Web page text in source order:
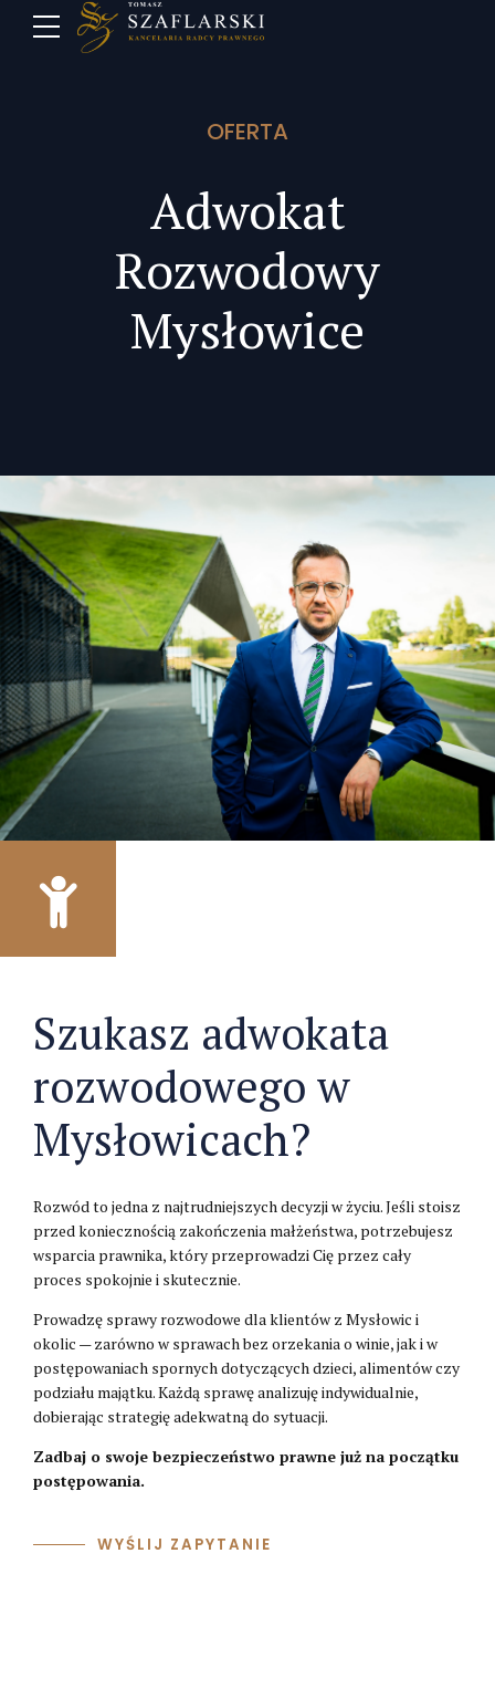
OFERTA
Adwokat
Rozwodowy
Mysłowice
Szukasz adwokata
rozwodowego w
Mysłowicach?
Rozwód to jedna z najtrudniejszych decyzji w życiu. Jeśli stoisz
przed koniecznością zakończenia małżeństwa, potrzebujesz
wsparcia prawnika, który przeprowadzi Cię przez cały
proces spokojnie i skutecznie.
Prowadzę sprawy rozwodowe dla klientów z Mysłowic i
okolic — zarówno w sprawach bez orzekania o winie, jak i w
postępowaniach spornych dotyczących dzieci, alimentów czy
podziału majątku. Każdą sprawę analizuję indywidualnie,
dobierając strategię adekwatną do sytuacji.
Zadbaj o swoje bezpieczeństwo prawne już na początku
postępowania.
WYŚLIJ ZAPYTANIE